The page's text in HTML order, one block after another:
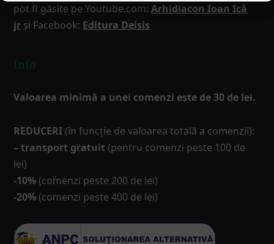
pot fi găsite pe Youtube.com:Arhidiacon Ioan Ică
jr și Facebook: Editura Deisis
Info
Valoarea minimă a unei comenzi este de 30 de lei.
REDUCERI (în funcţie de valoarea totală a comenzii):
– transport gratuit (pentru comenzi peste 100 de
lei)
-10% (comenzi peste 200 de lei)
-20% (comenzi peste 400 de lei)